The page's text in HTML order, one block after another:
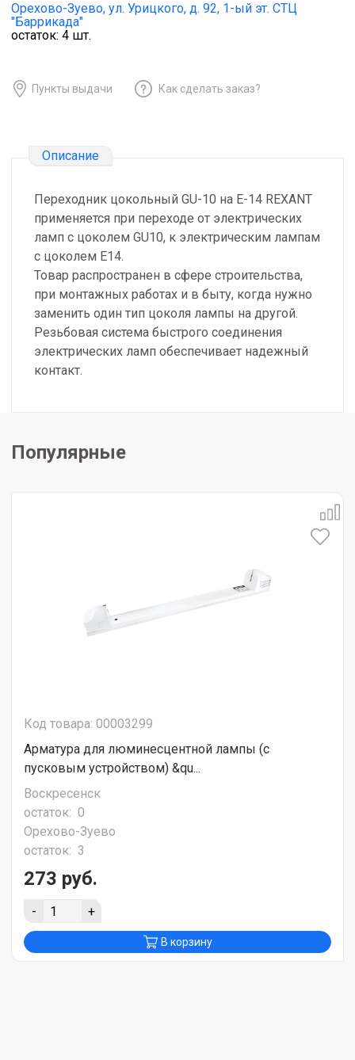
Орехово-Зуево, ул. Урицкого, д. 92, 1-ый эт. СТЦ
"Баррикада"
остаток: 4 шт.
Пункты выдачи Как сделать заказ?
Описание
Переходник цокольный GU-10 на Е-14 REXANT
применяется при переходе от электрических
ламп с цоколем GU10, к электрическим лампам
с цоколем Е14.
Товар распространен в сфере строительства,
при монтажных работах и в быту, когда нужно
заменить один тип цоколя лампы на другой.
Резьбовая система быстрого соединения
электрических ламп обеспечивает надежный
контакт.
Популярные
Код товара: 00003299
Арматура для люминесцентной лампы (с
пусковым устройством) &qu...
Воскресенск
остаток: 0
Орехово-Зуево
остаток: 3
273 руб.
- +
В корзину